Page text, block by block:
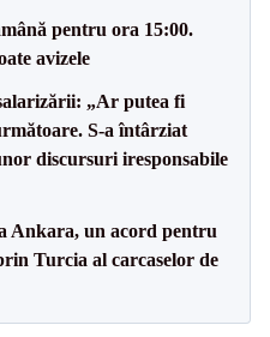
pentru ora 15:00.
avizele
„Ar putea fi
S-a întârziat
discursuri iresponsabile
Ankara, un acord pentru
Turcia al carcaselor de